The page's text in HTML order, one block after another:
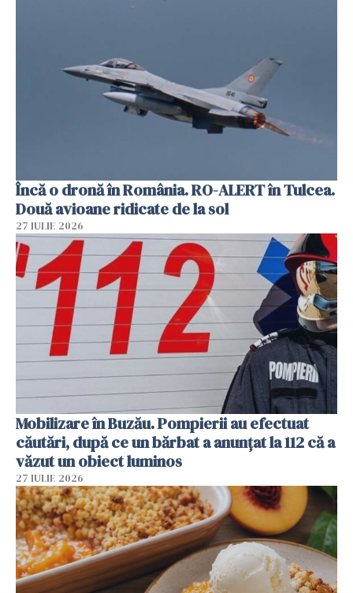
Încă o dronă în România. RO-ALERT în Tulcea.
Două avioane ridicate de la sol
27 IULIE 2026
Mobilizare în Buzău. Pompierii au efectuat
căutări, după ce un bărbat a anunțat la 112 că a
văzut un obiect luminos
27 IULIE 2026